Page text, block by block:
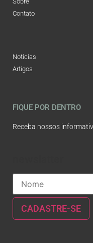
Contato
Notícias
Artigos
FIQUE POR DENTRO
Receba nossos